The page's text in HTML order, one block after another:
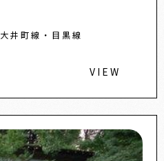
井町線・目黒線
VIEW